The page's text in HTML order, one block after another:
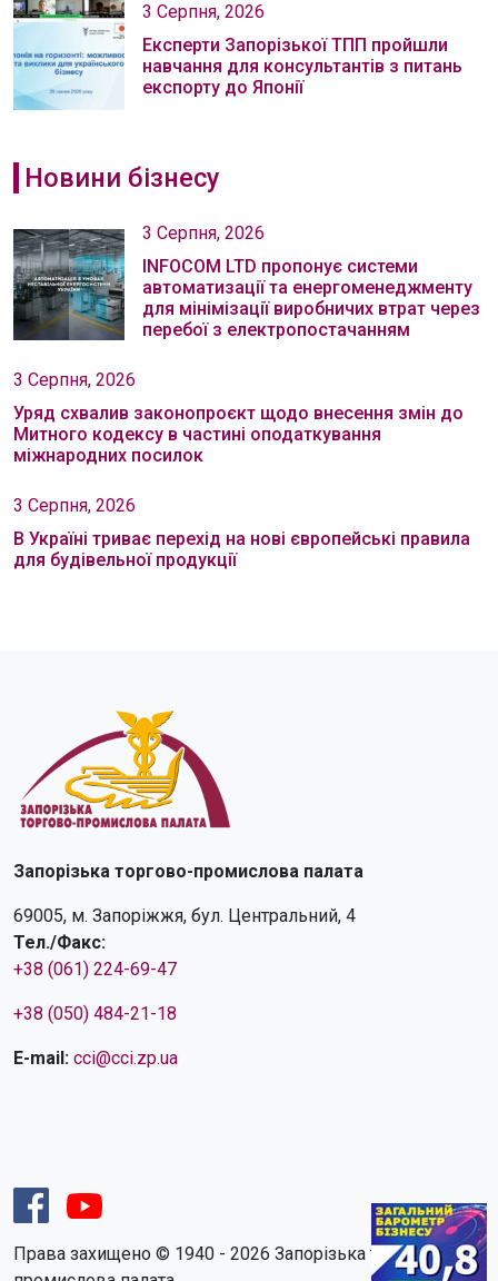
3 Серпня, 2026
Експерти Запорізької ТПП пройшли
навчання для консультантів з питань
експорту до Японії
Новини бізнесу
3 Серпня, 2026
INFOCOM LTD пропонує системи
автоматизації та енергоменеджменту
для мінімізації виробничих втрат через
перебої з електропостачанням
3 Серпня, 2026
Уряд схвалив законопроєкт щодо внесення змін до
Митного кодексу в частині оподаткування
міжнародних посилок
3 Серпня, 2026
В Україні триває перехід на нові європейські правила
для будівельної продукції
Запорізька торгово-промислова палата
69005, м. Запоріжжя, бул. Центральний, 4
Тел./Факс:
+38 (061) 224-69-47
+38 (050) 484-21-18
E-mail: cci@cci.zp.ua
Права захищено © 1940 - 2026 Запорізька торгово-